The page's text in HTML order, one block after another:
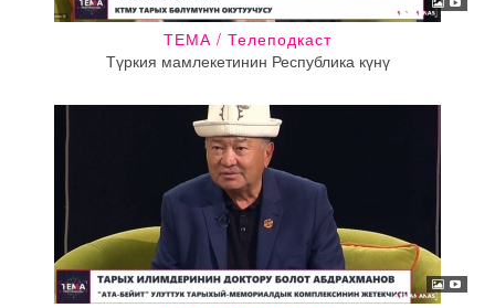
ТЕМА / Телеподкаст
Түркия мамлекетинин Республика күнү